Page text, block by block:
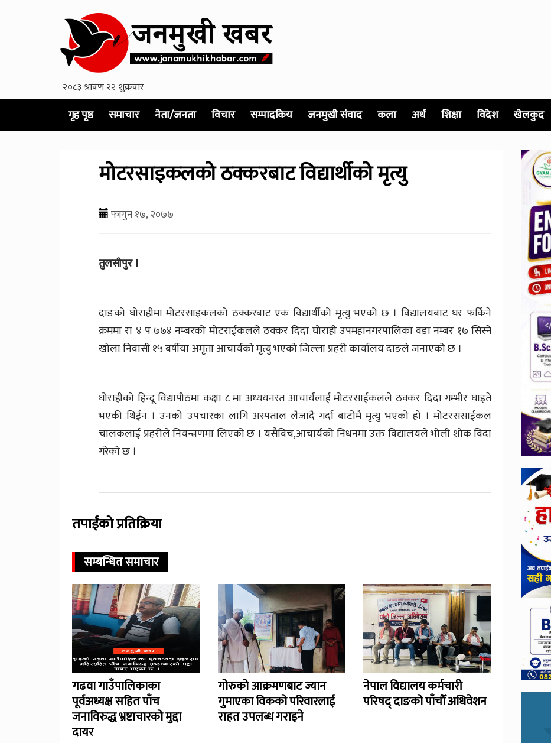
गृह पृष्ठ समाचार नेता/जनता विचार सम्पादकिय जनमुखी संवाद कला अर्थ शिक्षा विदेश खेलकुद
मोटरसाइकलको ठक्करबाट विद्यार्थीको मृत्यु
फागुन १७, २०७७
तुलसीपुर ।
दाङको घोराहीमा मोटरसाइकलको ठक्करबाट एक विद्यार्थीको मृत्यु भएको छ । विद्यालयबाट घर फर्किने
क्रममा रा ४ प ७७४ नम्बरको मोटराईकलले ठक्कर दिदा घोराही उपमहानगरपालिका वडा नम्बर १७ सिस्ने
खोला निवासी १५ बर्षीया अमृता आचार्यको मृत्यु भएको जिल्ला प्रहरी कार्यालय दाङले जनाएको छ ।
घोराहीको हिन्दू विद्यापीठमा कक्षा ८ मा अध्ययनरत आचार्यलाई मोटरसाईकलले ठक्कर दिदा गम्भीर घाइते
भएकी थिईन । उनको उपचारका लागि अस्पताल लैजादै गर्दा बाटोमै मृत्यु भएको हो । मोटरससाईकल
चालकलाई प्रहरीले नियन्त्रणमा लिएको छ । यसैविच,आचार्यको निधनमा उक्त विद्यालयले भोली शोक विदा
गरेको छ ।
तपाईंको प्रतिक्रिया
सम्बन्धित समाचार
गढवा गाउँपालिकाका
पूर्वअध्यक्ष सहित पाँच
जनाविरुद्ध भ्रष्टाचारको मुद्दा
दायर
गोरुको आक्रमणबाट ज्यान
गुमाएका विकको परिवारलाई
राहत उपलब्ध गराइने
नेपाल विद्यालय कर्मचारी
परिषद् दाङको पाँचौँ अधिवेशन